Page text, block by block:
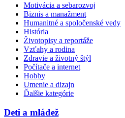
Motivácia a sebarozvoj
Biznis a manažment
Humanitné a spoločenské vedy
História
Životopisy a reportáže
Vzťahy a rodina
Zdravie a životný štýl
Počítače a internet
Hobby
Umenie a dizajn
Ďalšie kategórie
Deti a mládež